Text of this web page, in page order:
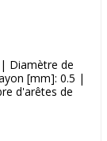
Diamètre de
[mm]: 0.5 |
d'arêtes de